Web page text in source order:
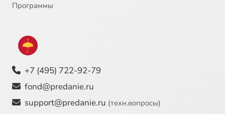
Программы
+7 (495) 722-92-79
fond@predanie.ru
support@predanie.ru (техн.вопросы)